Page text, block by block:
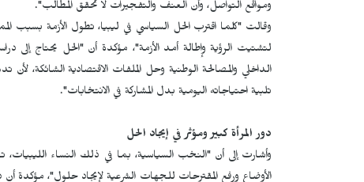
ومواقع التواصل، وأن العنف والتفجيرات لا تحقق المطالب".
وقالت "كلما اقترب الحل السياسي في ليبيا، تطول الأزمة بسبب
لتشتيت الرؤية وإطالة أمد الأزمة"، مؤكدة أن "الحل يحتاج
الداخلي والمصالحة الوطنية وحل الملفات الاقتصادية الشائكة، لأن
تلبية احتياجاته اليومية بدل المشاركة في الانتخابات".
دور المرأة كبير ومؤثر في إيجاد الحل
وأشارت إلى أن "النخب السياسية، بما في ذلك النساء
الأوضاع ورفع المقترحات للجهات الشرعية لإيجاد حلول"، مؤكدة